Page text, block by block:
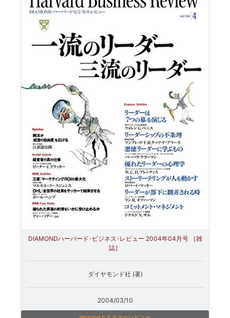
DIAMONDハーバード･ビジネス･レビュー 2004年04月号 ［雑
誌］
ダイヤモンド社 (著)
2004/03/10